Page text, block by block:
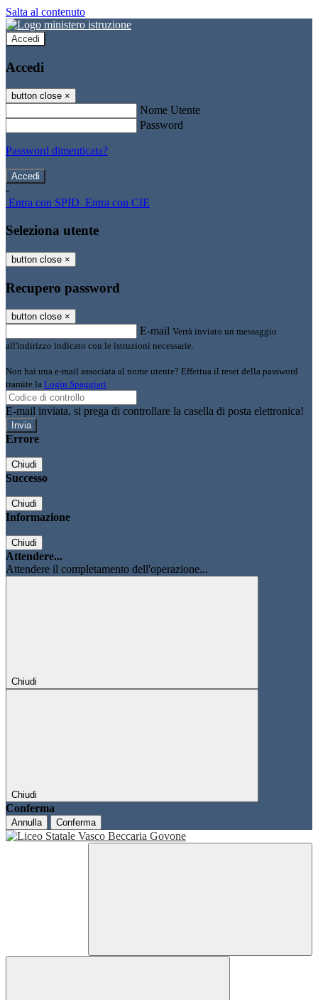
Salta al contenuto
Accedi
Accedi
button close ×
Nome Utente
Password
Password dimenticata?
-
Entra con SPID Entra con CIE
Seleziona utente
button close ×
Recupero password
button close ×
E-mail Verrà inviato un messaggio
all'indirizzo indicato con le istruzioni necessarie.
Non hai una e-mail associata al nome utente? Effettua il reset della password
tramite la Login Spaggiari
E-mail inviata, si prega di controllare la casella di posta elettronica!
Errore
Chiudi
Successo
Chiudi
Informazione
Chiudi
Attendere...
Attendere il completamento dell'operazione...
Chiudi
Chiudi
Conferma
Annulla Conferma